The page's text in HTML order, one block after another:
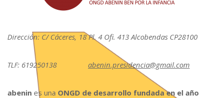
Dirección: C/ Cáceres, 18 Pl. 4 Ofi. 413 Alcobendas CP28100
TLF: 619250138 abenin.presidencia@gmail.com
abenin es una ONGD de desarrollo fundada en el año